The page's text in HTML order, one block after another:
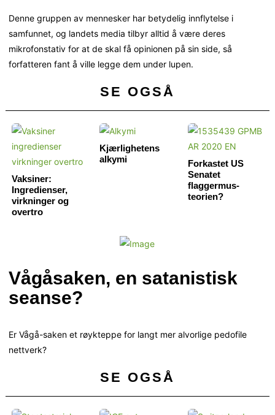
Denne gruppen av mennesker har betydelig innflytelse i
samfunnet, og landets media tilbyr alltid å være deres
mikrofonstativ for at de skal få opinionen på sin side, så
forfatteren fant å ville legge dem under lupen.
SE OGSÅ
Vaksiner:
Ingredienser,
virkninger og
overtro
Kjærlighetens
alkymi
Forkastet US
Senatet
flaggermus-
teorien?
Vågåsaken, en satanistisk
seanse?
Er Vågå-saken et røykteppe for langt mer alvorlige pedofile
nettverk?
SE OGSÅ